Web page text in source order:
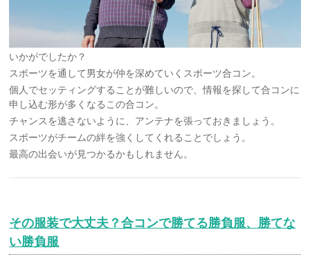
いかがでしたか？
スポーツを通して男女が仲を深めていくスポーツ合コン。
個人でセッティングすることが難しいので、情報を探して合コンに
申し込む形が多くなるこの合コン。
チャンスを逃さないように、アンテナを張っておきましょう。
スポーツがチームの絆を強くしてくれることでしょう。
最高の出会いが見つかるかもしれません。
その服装で大丈夫？合コンで勝てる勝負服、勝てな
い勝負服